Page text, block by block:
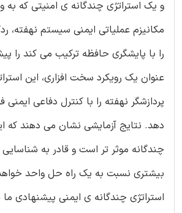
و یک استراتژی چندگانه ی امنیتی که
مکانیزم عملیاتی ایمنی سیستم نهفته،
را با پایشگری حافظه ترکیب می کند را
عنوان یک رویکرد سخت افزاری، این
پردازشگر نهفته را با کنترل دفاعی
دهد. نتایج آزمایشی نشان می دهند که
چندگانه موثر تر است و قادر به
بیشتری نسبت به یک راه حل واحد
استراتژی چندگانه ی ایمنی پیشنهادی